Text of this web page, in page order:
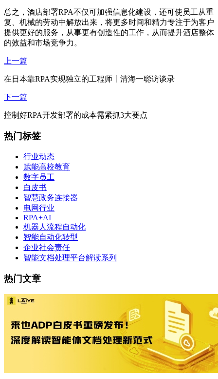
总之，酒店部署RPA不仅可加强信息化建设，还可使员工从重
复、机械的劳动中解放出来，将更多时间和精力专注于为客户
提供更好的服务，从事更有创造性的工作，从而提升酒店整体
的效益和市场竞争力。
上一篇
在日本靠RPA实现独立的工程师丨清海一聪访谈录
下一篇
控制好RPA开发部署的成本需紧抓3大要点
热门标签
行业动态
赋能高校教育
数字员工
白皮书
智慧政务连接器
电网行业
RPA+AI
机器人流程自动化
智能自动化转型
企业社会责任
智能文档处理平台解读系列
热门文章